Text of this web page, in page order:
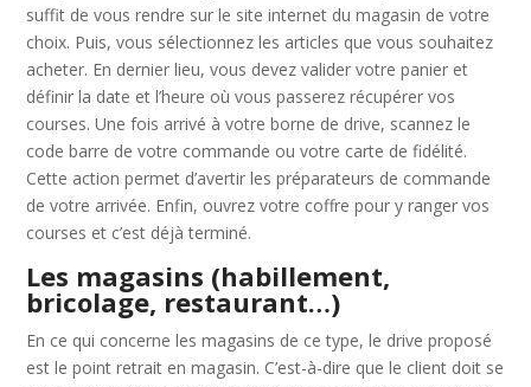
suffit de vous rendre sur le site internet du magasin de votre
choix. Puis, vous sélectionnez les articles que vous souhaitez
acheter. En dernier lieu, vous devez valider votre panier et
définir la date et l’heure où vous passerez récupérer vos
courses. Une fois arrivé à votre borne de drive, scannez le
code barre de votre commande ou votre carte de fidélité.
Cette action permet d’avertir les préparateurs de commande
de votre arrivée. Enfin, ouvrez votre coffre pour y ranger vos
courses et c’est déjà terminé.
Les magasins (habillement,
bricolage, restaurant…)
En ce qui concerne les magasins de ce type, le drive proposé
est le point retrait en magasin. C’est-à-dire que le client doit se